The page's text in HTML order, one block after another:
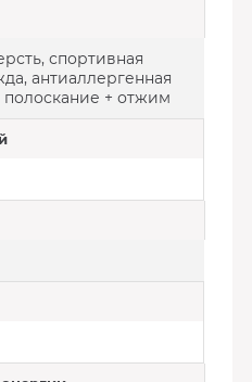
спортивная
антиаллергенная
полоскание + отжим